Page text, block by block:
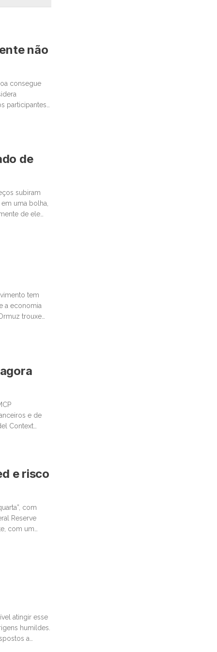
não
consegue
participantes
de
subiram
uma bolha,
de ele
tem
a economia
trouxe
e de
Context
e risco
com
Reserve
com um
atingir esse
humildes.
a